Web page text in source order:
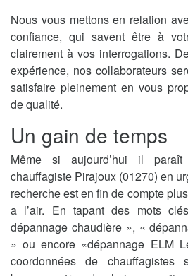
Nous vous mettons en relation
confiance, qui savent être à
clairement à vos interrogations.
expérience, nos collaborateurs
satisfaire pleinement en vous
de qualité.
Un gain de temps
Même si aujourd’hui il
chauffagiste Pirajoux (01270) en
recherche est en fin de compte
a l’air. En tapant des mots
dépannage chaudière », «
» ou encore «dépannage ELM
coordonnées de chauffagistes